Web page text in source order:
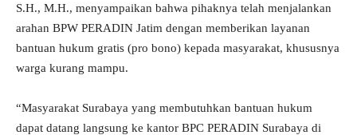
S.H., M.H., menyampaikan bahwa pihaknya telah menjalankan
arahan BPW PERADIN Jatim dengan memberikan layanan
bantuan hukum gratis (pro bono) kepada masyarakat, khususnya
warga kurang mampu.
“Masyarakat Surabaya yang membutuhkan bantuan hukum
dapat datang langsung ke kantor BPC PERADIN Surabaya di